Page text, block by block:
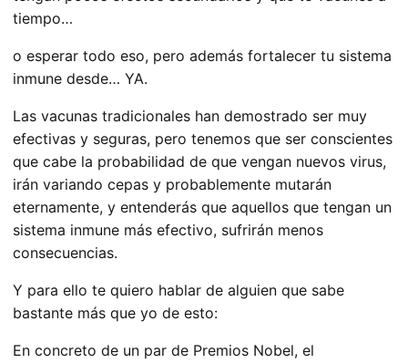
tiempo…
o esperar todo eso, pero además fortalecer tu sistema
inmune desde… YA.
Las vacunas tradicionales han demostrado ser muy
efectivas y seguras, pero tenemos que ser conscientes
que cabe la probabilidad de que vengan nuevos virus,
irán variando cepas y probablemente mutarán
eternamente, y entenderás que aquellos que tengan un
sistema inmune más efectivo, sufrirán menos
consecuencias.
Y para ello te quiero hablar de alguien que sabe
bastante más que yo de esto:
En concreto de un par de Premios Nobel, el